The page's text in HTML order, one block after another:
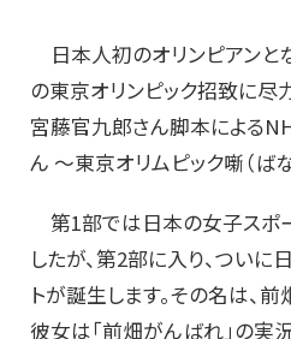
日本人初のオリンピアンと
の東京オリンピック招致に尽
宮藤官九郎さん脚本による
ん ～東京オリムピック噺（ばな
第1部では日本の女子スポ
したが、第2部に入り、つい
トが誕生します。その名は、前
彼女は「前畑がんばれ」の実